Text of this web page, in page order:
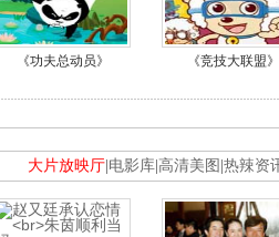
《功夫总动员》 《竞技大联盟》
大片放映厅 电影库 高清美图 热辣资